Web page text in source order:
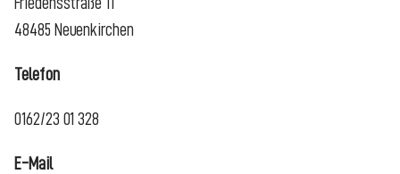
48485 Neuenkirchen
Telefon
0162/23 01 328
E-Mail